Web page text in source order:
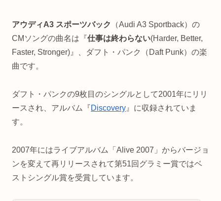
アウディA3 スポーツバック
（Audi A3 Sportback）の
CMソングの曲名は『仕事は終わらない(Harder, Better,
Faster, Stronger)』、ダフト・パンク（Daft Punk）の楽
曲です。
ダフト・パンクの9枚目のシングルとして2001年にリリ
ースされ、アルバム『Discovery 』に収録されていま
す。
2007年にはライブアルバム「Alive 2007」からバージョ
ンを変えて再リリースされて第51回グラミー賞ではベ
ストシングル賞を受賞しています。